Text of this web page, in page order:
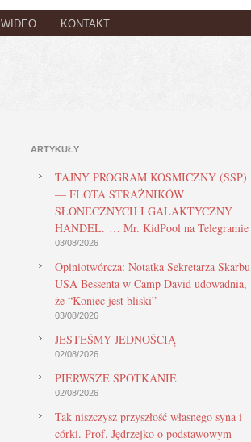
WIDEO KONTAKT
ARTYKUŁY
TAJNY PROGRAM KOSMICZNY (SSP)
— FLOTA STRAŻNIKÓW
SŁONECZNYCH I GALAKTYCZNY
HANDEL. … Mr. KidPool na Telegramie
03/08/2026
Opiniotwórcza: Notatka Sekretarza Skarbu
USA Bessenta w Camp David udowadnia,
że “Koniec jest bliski”
03/08/2026
JESTEŚMY JEDNOŚCIĄ
02/08/2026
PIERWSZE SPOTKANIE
02/08/2026
Tak niszczysz przyszłość własnego syna i
córki. Prof. Jędrzejko o podstawowym